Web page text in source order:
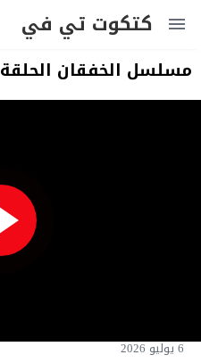
كتكوت تي في
مسلسل الخفقان الحلقة 11 مدبلجة
6 يوليو 2026